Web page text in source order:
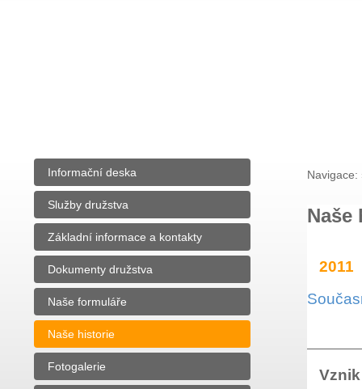
Informační deska
Služby družstva
Základní informace a kontakty
Dokumenty družstva
Naše formuláře
Naše historie
Fotogalerie
Navigace:
Naše
2011